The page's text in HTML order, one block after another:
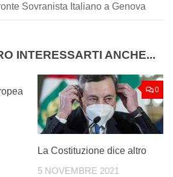
Sovranista Italiano a Genova
INTERESSARTI ANCHE...
0
La Costituzione dice altro
5 NOVEMBRE 2021